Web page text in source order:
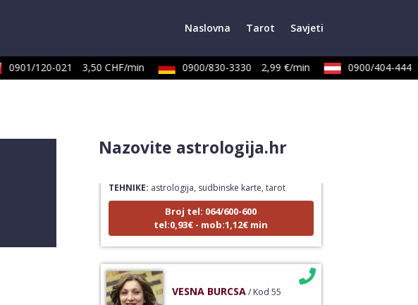
Naslovna Tarot Savjeti
0901/120-021 3,50 CHF/min 0900/830-3330 2,99 €/min 0900/404-444
Nazovite astrologija.hr
Tarot savjetnik je zauzet
Broj tel: 064/600-600
tel:0,93€ - mob:1,12€ min